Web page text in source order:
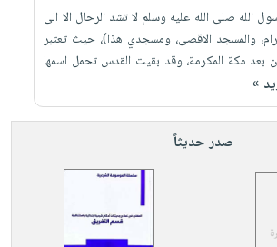
الله صلى الله عليه وسلم لا تشد الرحال الا الى
والمسجد الاقصى، ومسجدي هذا)، حيث تعتبر
بعد مكة المكرمة، وقد بقيت القدس تحمل اسمها
»
صدر حديثاً